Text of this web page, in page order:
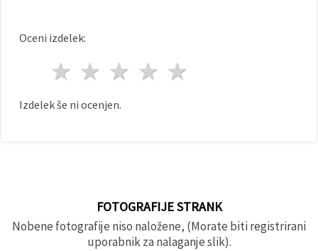
Oceni izdelek:
4 zvezde
3 zvezde
2 zvezde
1 zvezda
Izdelek še ni ocenjen.
FOTOGRAFIJE STRANK
Nobene fotografije niso naložene, (Morate biti registrirani
uporabnik za nalaganje slik).